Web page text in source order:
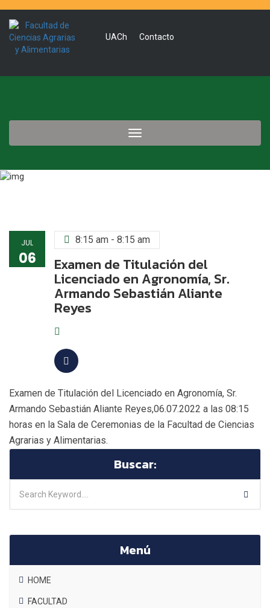
UACh Contacto
Toggle
navigation
JUL
06
8:15 am - 8:15 am
Examen de Titulación del
Licenciado en Agronomía, Sr.
Armando Sebastián Aliante
Reyes
Examen de Titulación del Licenciado en Agronomía, Sr.
Armando Sebastián Aliante Reyes,06.07.2022 a las 08:15
horas en la Sala de Ceremonias de la Facultad de Ciencias
Agrarias y Alimentarias.
Buscar:
Menú
HOME
FACULTAD